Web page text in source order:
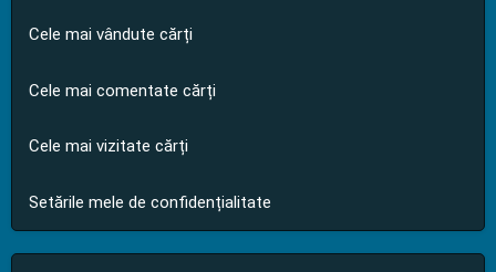
Cele mai vândute cărți
Cele mai comentate cărți
Cele mai vizitate cărți
Setările mele de confidențialitate